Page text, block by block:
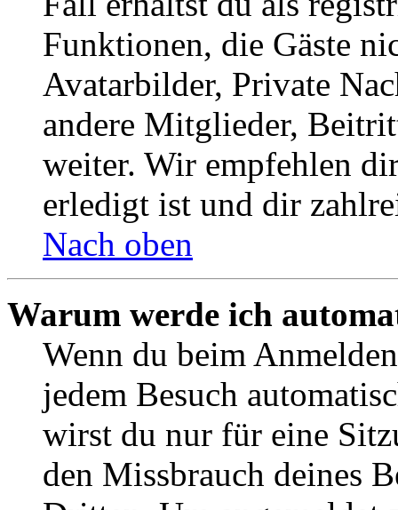
Funktionen, die Gäste
Avatarbilder, Private
andere Mitglieder,
weiter. Wir empfehlen
erledigt ist und dir
Nach oben
Warum werde ich
Wenn du beim
jedem Besuch
wirst du nur für eine
den Missbrauch deines